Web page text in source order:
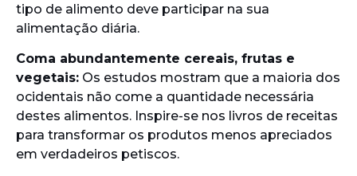
tipo de alimento deve participar na sua
alimentação diária.
Coma abundantemente cereais, frutas e
vegetais: Os estudos mostram que a maioria dos
ocidentais não come a quantidade necessária
destes alimentos. Inspire-se nos livros de receitas
para transformar os produtos menos apreciados
em verdadeiros petiscos.